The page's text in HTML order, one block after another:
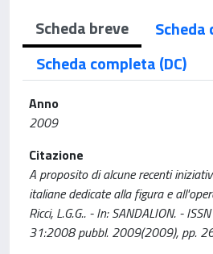
Scheda breve
Scheda completa (DC)
Anno
2009
Citazione
A proposito di alcune recenti
italiane dedicate alla figura e
Ricci, L.G.G.. - In: SANDALION. -
31:2008 pubbl. 2009(2009), pp.